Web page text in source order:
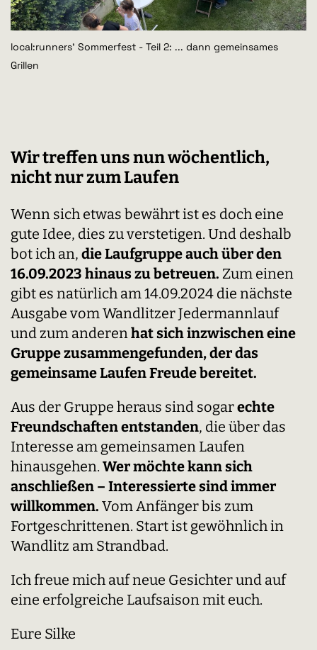
local:runners' Sommerfest - Teil 2: ... dann gemeinsames
Grillen
Wir treffen uns nun wöchentlich,
nicht nur zum Laufen
Wenn sich etwas bewährt ist es doch eine
gute Idee, dies zu verstetigen. Und deshalb
bot ich an, die Laufgruppe auch über den
16.09.2023 hinaus zu betreuen. Zum einen
gibt es natürlich am 14.09.2024 die nächste
Ausgabe vom Wandlitzer Jedermannlauf
und zum anderen hat sich inzwischen eine
Gruppe zusammengefunden, der das
gemeinsame Laufen Freude bereitet.
Aus der Gruppe heraus sind sogarechte
Freundschaften entstanden, die über das
Interesse am gemeinsamen Laufen
hinausgehen. Wer möchte kann sich
anschließen – Interessierte sind immer
willkommen. Vom Anfänger bis zum
Fortgeschrittenen. Start ist gewöhnlich in
Wandlitz am Strandbad.
Ich freue mich auf neue Gesichter und auf
eine erfolgreiche Laufsaison mit euch.
Eure Silke